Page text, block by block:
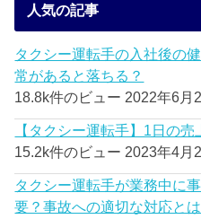
人気の記事
タクシー運転手の入社後の
常があると落ちる？
18.8k件のビュー 2022年6月
【タクシー運転手】1日の
15.2k件のビュー 2023年4月
タクシー運転手が業務中に
要？事故への適切な対応とは